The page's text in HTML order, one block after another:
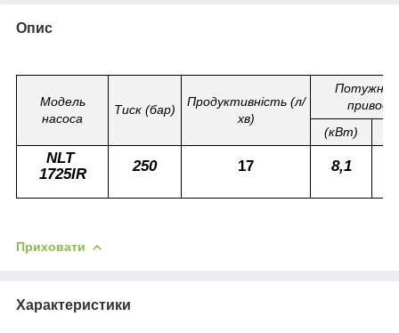
Опис
Модель
насоса
Тиск (бар)
Продуктивність (л/
хв)
привода
(кВт)
NLT
1725IR
250 17 8,1
Приховати
Характеристики